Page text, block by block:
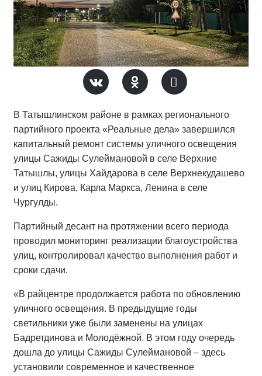
В Татышлинском районе в рамках регионального
партийного проекта «Реальные дела» завершился
капитальный ремонт системы уличного освещения
улицы Сажиды Сулеймановой в селе Верхние
Татышлы, улицы Хайдарова в селе Верхнекудашево
и улиц Кирова, Карла Маркса, Ленина в селе
Чургулды.
Партийный десант на протяжении всего периода
проводил мониторинг реализации благоустройства
улиц, контролировал качество выполнения работ и
сроки сдачи.
«В райцентре продолжается работа по обновлению
уличного освещения. В предыдущие годы
светильники уже были заменены на улицах
Бадретдинова и Молодёжной. В этом году очередь
дошла до улицы Сажиды Сулеймановой – здесь
установили современное и качественное